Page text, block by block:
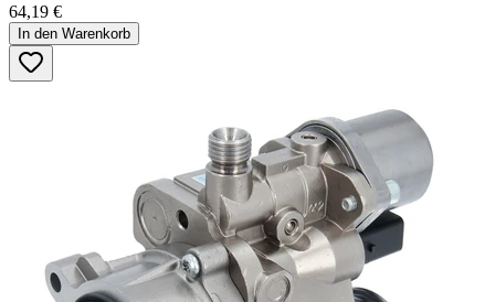
64,19 €
In den Warenkorb